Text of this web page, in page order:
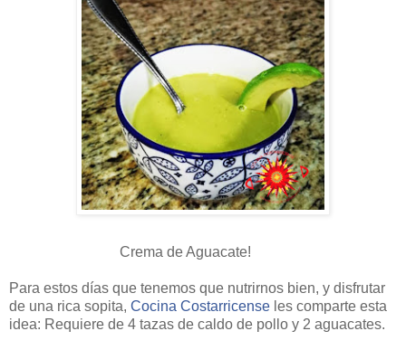
Crema de Aguacate!
Para estos días que tenemos que nutrirnos bien, y disfrutar
de una rica sopita, Cocina Costarricense les comparte esta
idea: Requiere de 4 tazas de caldo de pollo y 2 aguacates.